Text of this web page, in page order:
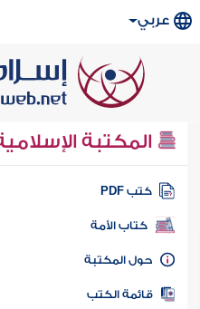
عربي
المكتبة
كتب PDF
كتاب الأمة
المكتبة